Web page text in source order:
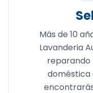
Más de 10
Lavanderia
reparando
doméstica